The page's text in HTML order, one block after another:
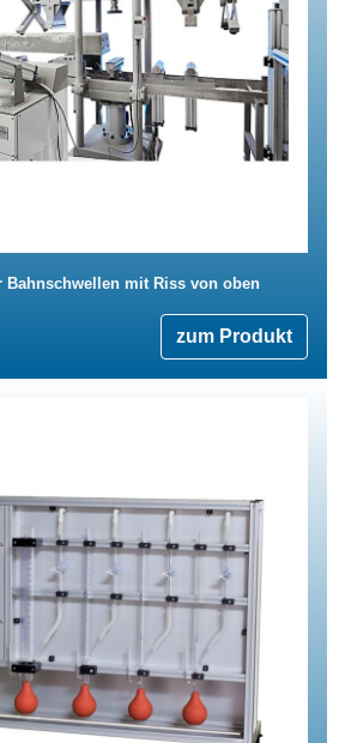
Bahnschwellen mit Riss von oben
zum Produkt